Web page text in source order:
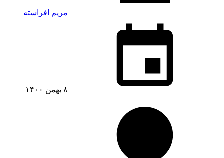
مریم افراسته
۸ بهمن ۱۴۰۰